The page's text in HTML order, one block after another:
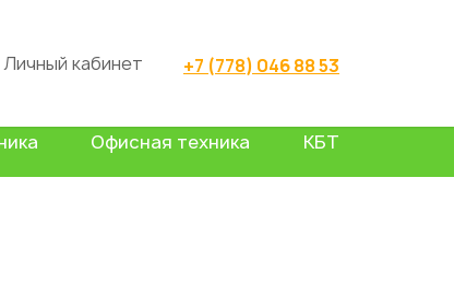
Личный кабинет +7 (778) 046 88 53
Офисная техника КБТ